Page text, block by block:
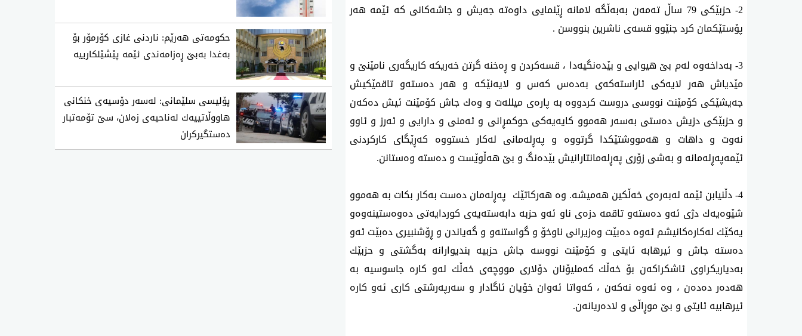
2- حزبێكی 79 ساڵ ته‌مه‌ن به‌به‌ڵگه‌ لامانه‌ ڕێنمایی داوه‌ته‌ جه‌یش و جاشه‌كانی كه‌ ئێمه‌ هه‌ر
پۆستێكمان كرد جنێوو قسه‌ی ناشرین بنووسن .
3- به‌داخه‌وه‌ له‌م بێ هیوایی و بێده‌نگیه‌دا ، قسه‌كردن و ڕه‌خنه‌ گرتن خه‌ریكه‌ كاریگه‌ری نامێنێ و
مێدیاش هه‌ر لایه‌كی ئاراسته‌كه‌ی به‌ده‌س كه‌س و لایه‌نێكه‌ و هه‌ر ده‌سته‌و تاقمێكیش
جه‌یشێكی كۆمێنت نووسی دروست كردووه‌ به‌ پاره‌ی میلله‌ت و وه‌ك جاش كۆمێنت ئیش ده‌كه‌ن
و حزبێكی دزیش ده‌ستی به‌سه‌ر هه‌موو كایه‌یه‌كی حوكمڕانی و ئه‌منی و دارایی و ئه‌رز و ئاوو
نه‌وت و داهات و هه‌مووشتێكدا گرتووه‌ و په‌ڕله‌مانی له‌كار خستووه‌ كه‌ڕێگای كاركردنی
ئێمه‌په‌ڕله‌مانه‌ و به‌شی زۆری په‌ڕله‌مانتارانیش بێده‌نگ و بێ هه‌ڵوێست و ده‌سته‌ وه‌ستانن.
4- دڵنیابن ئێمه‌ له‌به‌ره‌ی خه‌ڵكین هه‌میشه‌. وه‌ هه‌ركاتێك په‌ڕله‌مان ده‌ست به‌كار بكات به‌ هه‌موو
شێوه‌یه‌ك دژی ئه‌و ده‌سته‌و تاقمه‌ دزه‌ی ناو ئه‌و حزبه‌ دابه‌سته‌یه‌ی كوردایه‌تی ده‌وه‌ستینه‌وه‌و
یه‌كێك له‌كاره‌كانیشم ئه‌وه‌ ده‌بێت وه‌زیرانی ناوخۆ و گواستنه‌و و گه‌یاندن و ڕۆشنبیری ده‌بێت ئه‌و
ده‌سته‌ جاش و ئیرهابه‌ ئایتی و كۆمێنت نووسه‌ جاش حزبیه‌ بندیوارانه‌ به‌گشتی و حزبێك
به‌دیاریكراوی ئاشكراكه‌ن بۆ خه‌ڵك كه‌ملیۆنان دۆلاری مووچه‌ی خه‌ڵك له‌و كاره‌ جاسوسیه‌ به‌
هه‌ده‌ر ده‌ده‌ن ، وه‌ ئه‌وه‌ نه‌كه‌ن ، كه‌واتا ئه‌وان خۆیان ئاگادار و سه‌رپه‌رشتی كاری ئه‌و كاره‌
ئیرهابیه‌ ئایتی و بێ موڕاڵی و لاده‌ریانه‌ن.
حکومەتی هەرێم: ناردنی غازی کۆرمۆر بۆ
بەغدا بەبێ ڕەزامەندی ئێمە پێشێلکارییە
پۆلیسی سلێمانی: له‌سه‌ر دۆسیه‌ی خنكانی
هاووڵاتییه‌ك له‌ناحیه‌ی زه‌لان، سێ تۆمه‌تبار
ده‌ستگیركران